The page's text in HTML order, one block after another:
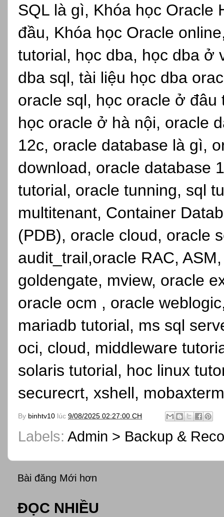
SQL là gì, Khóa học Oracle
đầu, Khóa học Oracle
tutorial, học dba, học dba ở
dba sql, tài liệu học dba
oracle sql, học oracle ở
học oracle ở hà nội, oracle
12c, oracle database là gì,
download, oracle database
tutorial, oracle tunning, sql
multitenant, Container
(PDB), oracle cloud, oracle
audit_trail,oracle RAC,
goldengate, mview, oracle
oracle ocm , oracle
mariadb tutorial, ms sql
oci, cloud, middleware
solaris tutorial, hoc linux
securecrt, xshell,
By binhtv10 lúc 9/08/2025 02:27:00 CH
Labels: Admin > Backup &
Bài đăng Mới hơn
ĐỌC NHIỀU